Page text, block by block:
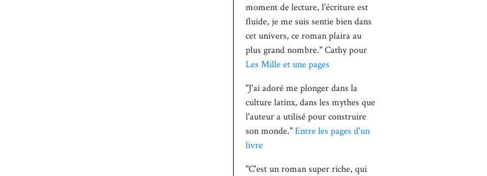
moment de lecture, l'écriture est
fluide, je me suis sentie bien dans
cet univers, ce roman plaira au
plus grand nombre." Cathy pour
Les Mille et une pages
"J'ai adoré me plonger dans la
culture latinx, dans les mythes que
l'auteur a utilisé pour construire
son monde."Entre les pages d'un
livre
"C'est un roman super riche, qui